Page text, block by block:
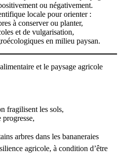
ou négativement.
locale pour orienter :
à conserver ou planter,
et de vulgarisation,
en milieu paysan.
et le paysage agricole
fragilisent les sols,
progresse,
arbres dans les bananeraies
agricole, à condition d’être